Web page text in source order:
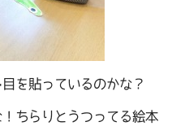
を貼っているのかな？
ちらりとうつってる絵本